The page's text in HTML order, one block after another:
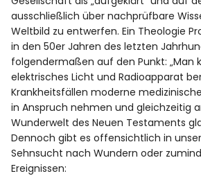
ausschließlich über nachprüfbare
Weltbild zu entwerfen. Ein Theologie
in den 50er Jahren des letzten
folgendermaßen auf den Punkt: „Man
elektrisches Licht und Radioapparat
Krankheitsfällen moderne
in Anspruch nehmen und gleichzeitig
Wunderwelt des Neuen Testaments
Dennoch gibt es offensichtlich in
Sehnsucht nach Wundern oder
Ereignissen: